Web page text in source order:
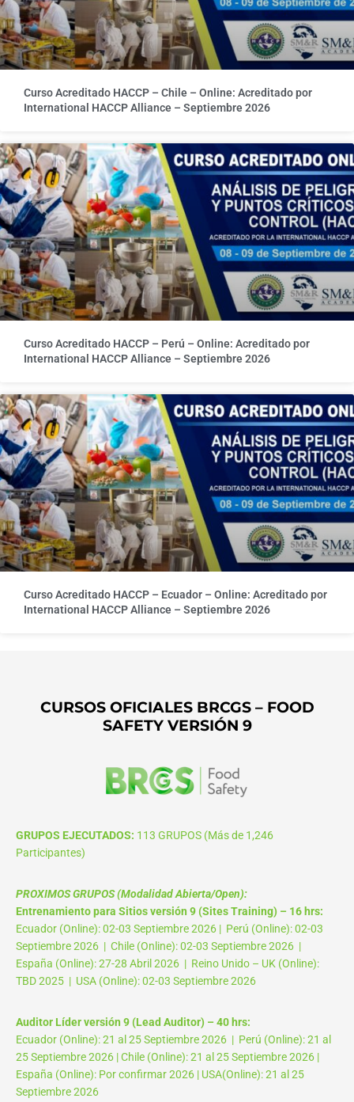
Curso Acreditado HACCP – Chile – Online: Acreditado por
International HACCP Alliance – Septiembre 2026
Curso Acreditado HACCP – Perú – Online: Acreditado por
International HACCP Alliance – Septiembre 2026
Curso Acreditado HACCP – Ecuador – Online: Acreditado por
International HACCP Alliance – Septiembre 2026
CURSOS OFICIALES BRCGS – FOOD
SAFETY VERSIÓN 9
GRUPOS EJECUTADOS: 113 GRUPOS (Más de 1,246
Participantes)
PROXIMOS GRUPOS (Modalidad Abierta/Open):
Entrenamiento para Sitios versión 9 (Sites Training) – 16 hrs:
Ecuador (Online): 02-03 Septiembre 2026 | Perú (Online): 02-03
Septiembre 2026 | Chile (Online): 02-03 Septiembre 2026 |
España (Online): 27-28 Abril 2026 | Reino Unido – UK (Online):
TBD 2025 | USA (Online): 02-03 Septiembre 2026
Auditor Líder versión 9 (Lead Auditor) – 40 hrs:
Ecuador (Online): 21 al 25 Septiembre 2026 | Perú (Online): 21 al
25 Septiembre 2026 | Chile (Online): 21 al 25 Septiembre 2026 |
España (Online): Por confirmar 2026 | USA(Online): 21 al 25
Septiembre 2026